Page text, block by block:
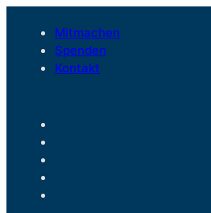
Mitmachen
Spenden
Kontakt